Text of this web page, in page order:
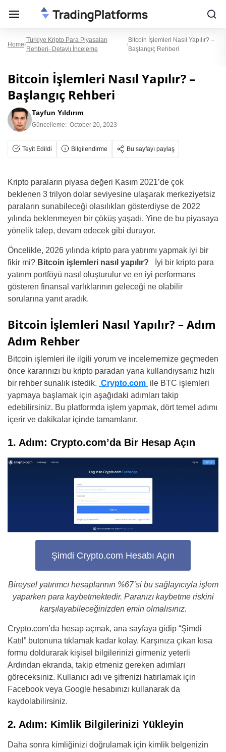
Home
Türkiye Kripto Para Piyasaları
Rehberi- Detaylı İnceleme
Bitcoin İşlemleri Nasıl Yapılır? –
Başlangıç Rehberi
Bitcoin İşlemleri Nasıl Yapılır? –
Başlangıç Rehberi
Tayfun Yıldırım
Güncelleme: October 20, 2023
Teyit Edildi Bilgilendirme Bu sayfayı paylaş
Kripto paraların piyasa değeri Kasım 2021’de çok
beklenen 3 trilyon dolar seviyesine ulaşarak merkeziyetsiz
paraların sunabileceği olasılıkları gösterdiyse de 2022
yılında beklenmeyen bir çöküş yaşadı. Yine de bu piyasaya
yönelik talep, devam edecek gibi duruyor.
Öncelikle, 2026 yılında kripto para yatırımı yapmak iyi bir
fikir mi? Bitcoin işlemleri nasıl yapılır?
İyi bir kripto para
yatırım portföyü nasıl oluşturulur ve en iyi performans
gösteren finansal varlıklarının geleceği ne olabilir
sorularına yanıt aradık.
Bitcoin İşlemleri Nasıl Yapılır? – Adım
Adım Rehber
Bitcoin işlemleri ile ilgili yorum ve incelememize geçmeden
önce kararınızı bu kripto paradan yana kullandıysanız hızlı
bir rehber sunalık istedik. Crypto.com ile BTC işlemleri
yapmaya başlamak için aşağıdaki adımları takip
edebilirsiniz. Bu platformda işlem yapmak, dört temel adımı
içerir ve dakikalar içinde tamamlanır.
1. Adım: Crypto.com’da Bir Hesap Açın
Şimdi Crypto.com Hesabı Açın
Bireysel yatırımcı hesaplarının %67’si bu sağlayıcıyla işlem
yaparken para kaybetmektedir. Paranızı kaybetme riskini
karşılayabileceğinizden emin olmalısınız.
Crypto.com’da hesap açmak, ana sayfaya gidip “Şimdi
Katıl” butonuna tıklamak kadar kolay. Karşınıza çıkan kısa
formu doldurarak kişisel bilgilerinizi girmeniz yeterli
Ardından ekranda, takip etmeniz gereken adımları
göreceksiniz. Kullanıcı adı ve şifrenizi hatırlamak için
Facebook veya Google hesabınızı kullanarak da
kaydolabilirsiniz.
2. Adım: Kimlik Bilgilerinizi Yükleyin
Daha sonra kimliğinizi doğrulamak için kimlik belgenizin